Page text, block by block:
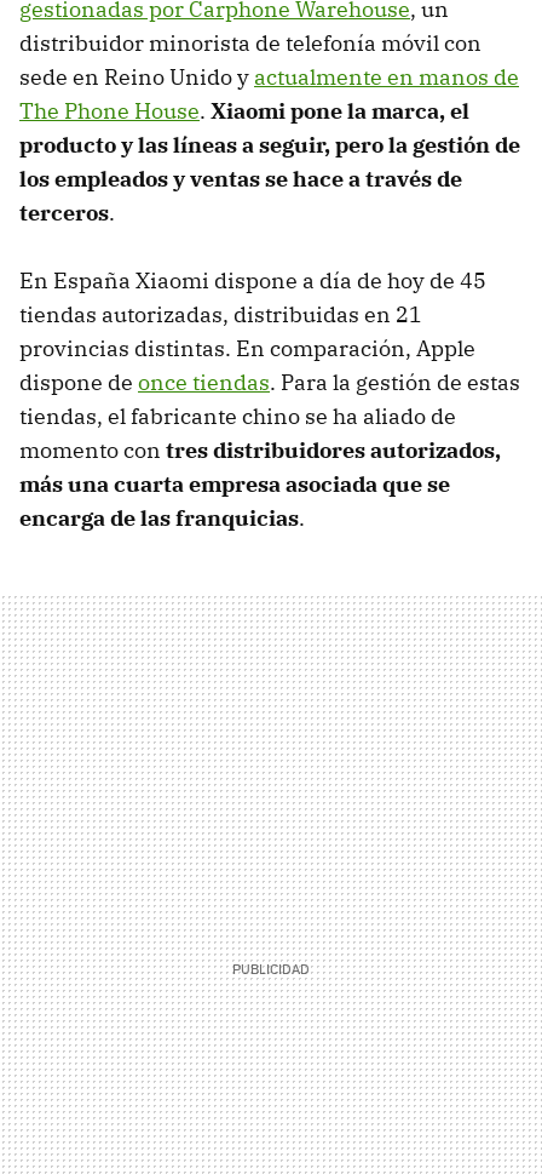
gestionadas por Carphone Warehouse, un
distribuidor minorista de telefonía móvil con
sede en Reino Unido y actualmente en manos de
The Phone House. Xiaomi pone la marca, el
producto y las líneas a seguir, pero la gestión de
los empleados y ventas se hace a través de
terceros.
En España Xiaomi dispone a día de hoy de 45
tiendas autorizadas, distribuidas en 21
provincias distintas. En comparación, Apple
dispone de once tiendas. Para la gestión de estas
tiendas, el fabricante chino se ha aliado de
momento con tres distribuidores autorizados,
más una cuarta empresa asociada que se
encarga de las franquicias.